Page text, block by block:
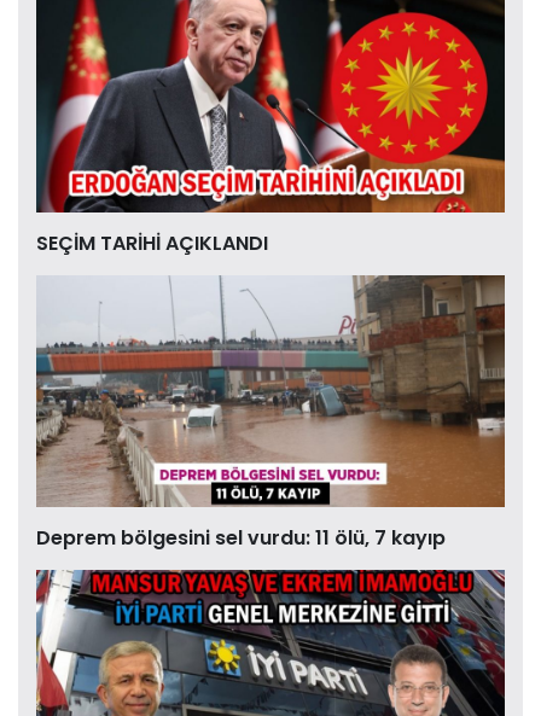
SEÇİM TARİHİ AÇIKLANDI
Deprem bölgesini sel vurdu: 11 ölü, 7 kayıp